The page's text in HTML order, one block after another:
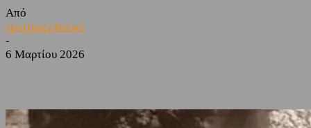
Από
sporting24news
-
6 Μαρτίου 2026